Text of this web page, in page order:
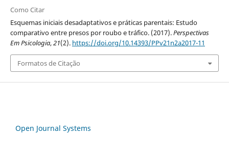
Como Citar
Esquemas iniciais desadaptativos e práticas parentais: Estudo
comparativo entre presos por roubo e tráfico. (2017).Perspectivas
Em Psicologia,21(2). https://doi.org/10.14393/PPv21n2a2017-11
Formatos de Citação
Open Journal Systems